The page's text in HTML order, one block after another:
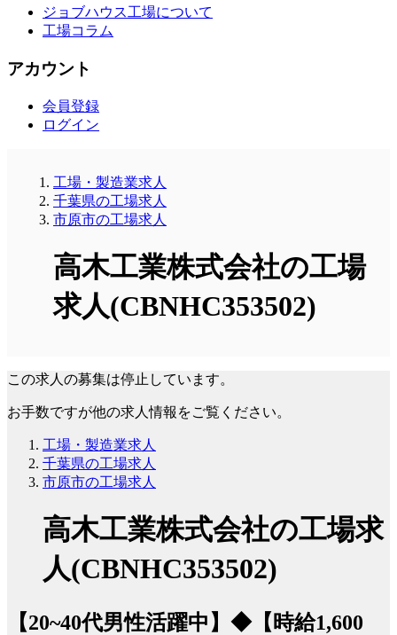
ジョブハウス工場について
工場コラム
アカウント
会員登録
ログイン
工場・製造業求人
千葉県の工場求人
市原市の工場求人
高木工業株式会社の工場
求人(CBNHC353502)
この求人の募集は停止しています。
お手数ですが他の求人情報をご覧ください。
工場・製造業求人
千葉県の工場求人
市原市の工場求人
高木工業株式会社の工場求
人(CBNHC353502)
【20~40代男性活躍中】◆【時給1,600